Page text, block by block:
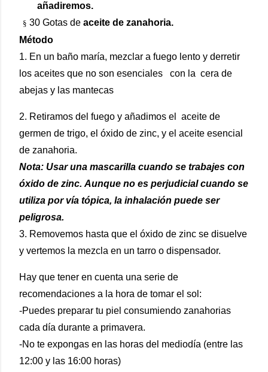
añadiremos.
§ 30 Gotas de aceite de zanahoria.
Método
1. En un baño maría, mezclar a fuego lento y derretir
los aceites que no son esenciales con la cera de
abejas y las mantecas
2. Retiramos del fuego y añadimos el aceite de
germen de trigo, el óxido de zinc, y el aceite esencial
de zanahoria.
Nota: Usar una mascarilla cuando se trabajes con
óxido de zinc. Aunque no es perjudicial cuando se
utiliza por vía tópica, la inhalación puede ser
peligrosa.
3. Removemos hasta que el óxido de zinc se disuelve
y vertemos la mezcla en un tarro o dispensador.
Hay que tener en cuenta una serie de
recomendaciones a la hora de tomar el sol:
-Puedes preparar tu piel consumiendo zanahorias
cada día durante a primavera.
-No te expongas en las horas del mediodía (entre las
12:00 y las 16:00 horas)